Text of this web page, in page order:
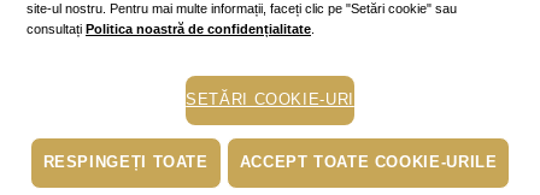
Sezonul exfolierii - de ce, cum, cu ce
și când e bine să apelăm la
procedură
2 September 2022
~10 min.
site-ul nostru. Pentru mai multe informații, faceți clic pe "Setări cookie" sau
consultați Politica noastră de confidențialitate
SETĂRI COOKIE-URI
RESPINGEȚI TOATE ACCEPT TOATE COOKIE-URILE